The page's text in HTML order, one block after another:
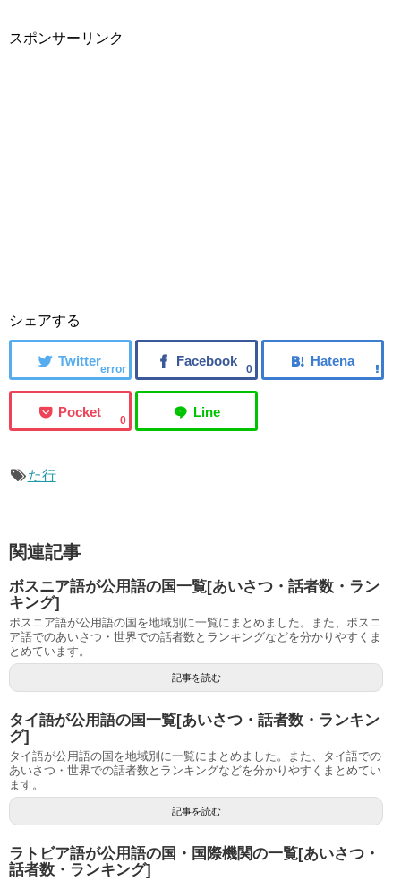
スポンサーリンク
シェアする
error 0
0
た行
関連記事
ボスニア語が公用語の国一覧[あいさつ・話者数・ラン
キング]
ボスニア語が公用語の国を地域別に一覧にまとめました。また、ボスニ
ア語でのあいさつ・世界での話者数とランキングなどを分かりやすくま
とめています。
記事を読む
タイ語が公用語の国一覧[あいさつ・話者数・ランキン
グ]
タイ語が公用語の国を地域別に一覧にまとめました。また、タイ語での
あいさつ・世界での話者数とランキングなどを分かりやすくまとめてい
ます。
記事を読む
ラトビア語が公用語の国・国際機関の一覧[あいさつ・
話者数・ランキング]